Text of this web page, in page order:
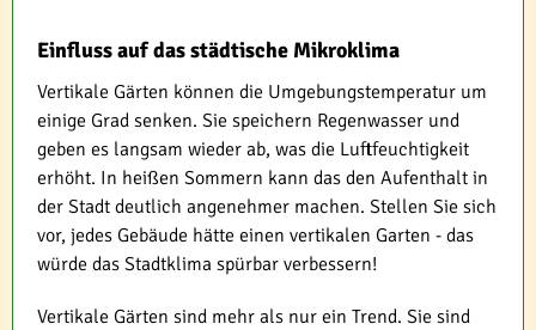
Einfluss auf das städtische Mikroklima
Vertikale Gärten können die Umgebungstemperatur um
einige Grad senken. Sie speichern Regenwasser und
geben es langsam wieder ab, was die Luftfeuchtigkeit
erhöht. In heißen Sommern kann das den Aufenthalt in
der Stadt deutlich angenehmer machen. Stellen Sie sich
vor, jedes Gebäude hätte einen vertikalen Garten - das
würde das Stadtklima spürbar verbessern!
Vertikale Gärten sind mehr als nur ein Trend. Sie sind